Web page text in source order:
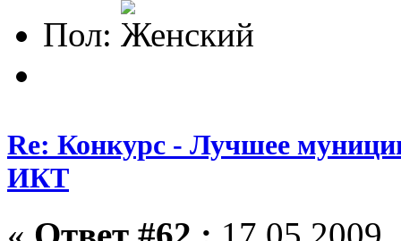
Пол:
Re: Конкурс - Лучшее
ИКТ